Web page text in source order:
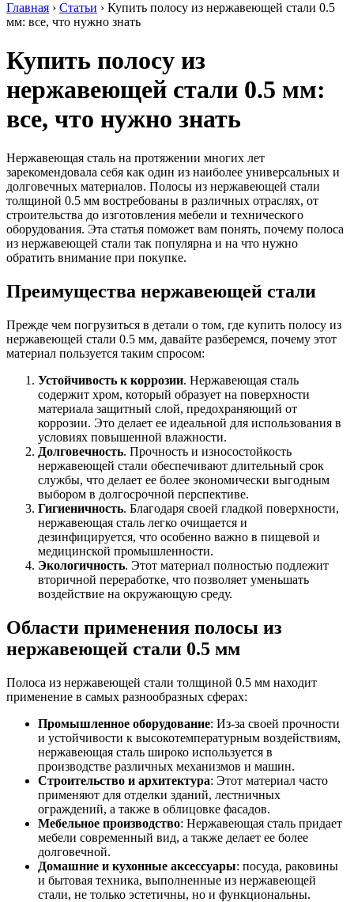
Трубы
нержавеющие
прямоугольные
нержавеющие
AISI
Трубы
нержавеющие
электросварные
AISI
Трубы
нержавеющие
перфорированные
Трубы
нержавеющие
Общестроительный
алюминиевая
алюминиевый
Тавр
Труба
алюминиевая
Уголок
алюминиевый
Фольга
алюминиевая
Чушка
алюминиевая
Шина
Шестигранник
латунный
Квадрат
Круг
латунный
(пруток)
Лента
латунная
Лист
латунный
Труба
латунная
Шина
медная
Круг
медный
(пруток)
Лента
медная
медный
Труба
медная
бронзовый
(пруток)
cвинец,
цинк,
нихром
стальные
стальные
Заглушки
стальные
Тройники
стальные
Хомуты
шпилька
стальные
Задвижки
чугунные
Группы
товары
Фитинги
латунные
резьбовые
стальные
Хомуты
БУ металл
стальные
Главная › Статьи › Купить полосу из нержавеющей стали 0.5
мм: все, что нужно знать
Купить полосу из
нержавеющей стали 0.5 мм:
все, что нужно знать
Нержавеющая сталь на протяжении многих лет
зарекомендовала себя как один из наиболее универсальных и
долговечных материалов. Полосы из нержавеющей стали
толщиной 0.5 мм востребованы в различных отраслях, от
строительства до изготовления мебели и технического
оборудования. Эта статья поможет вам понять, почему полоса
из нержавеющей стали так популярна и на что нужно
обратить внимание при покупке.
Преимущества нержавеющей стали
Прежде чем погрузиться в детали о том, где купить полосу из
нержавеющей стали 0.5 мм, давайте разберемся, почему этот
материал пользуется таким спросом:
Устойчивость к коррозии. Нержавеющая сталь
содержит хром, который образует на поверхности
материала защитный слой, предохраняющий от
коррозии. Это делает ее идеальной для использования в
условиях повышенной влажности.
Долговечность. Прочность и износостойкость
нержавеющей стали обеспечивают длительный срок
службы, что делает ее более экономически выгодным
выбором в долгосрочной перспективе.
Гигиеничность. Благодаря своей гладкой поверхности,
нержавеющая сталь легко очищается и
дезинфицируется, что особенно важно в пищевой и
медицинской промышленности.
Экологичность. Этот материал полностью подлежит
вторичной переработке, что позволяет уменьшать
воздействие на окружающую среду.
Области применения полосы из
нержавеющей стали 0.5 мм
Полоса из нержавеющей стали толщиной 0.5 мм находит
применение в самых разнообразных сферах:
Промышленное оборудование: Из-за своей прочности
и устойчивости к высокотемпературным воздействиям,
нержавеющая сталь широко используется в
производстве различных механизмов и машин.
Строительство и архитектура: Этот материал часто
применяют для отделки зданий, лестничных
ограждений, а также в облицовке фасадов.
Мебельное производство: Нержавеющая сталь придает
мебели современный вид, а также делает ее более
долговечной.
Домашние и кухонные аксессуары: посуда, раковины
и бытовая техника, выполненные из нержавеющей
стали, не только эстетичны, но и функциональны.